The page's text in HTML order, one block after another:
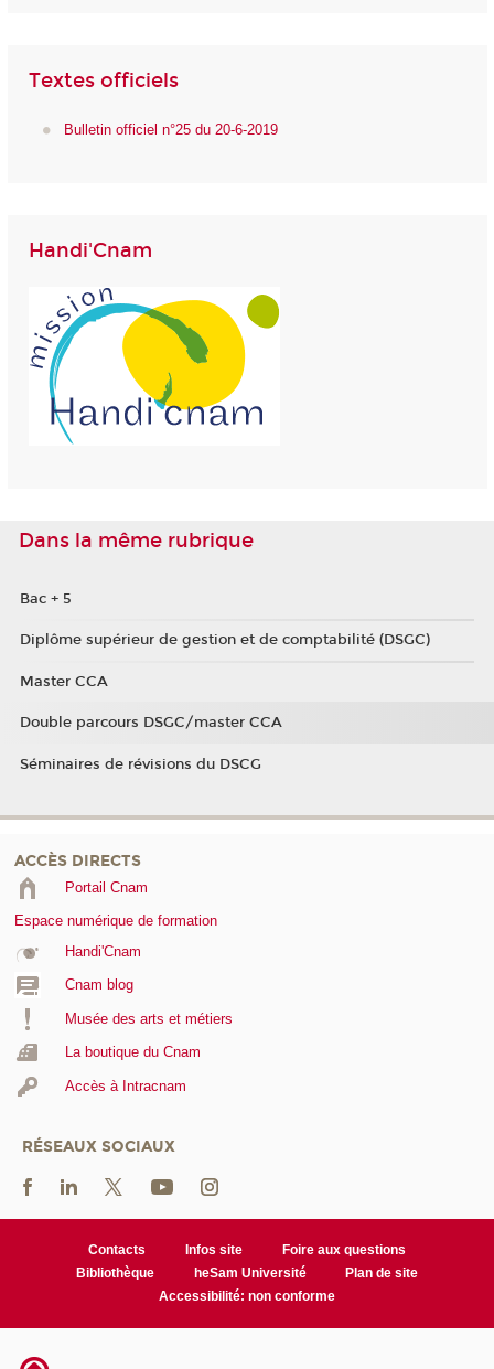
Textes officiels
Bulletin officiel n°25 du 20-6-2019
Handi'Cnam
Dans la même rubrique
Bac + 5
Diplôme supérieur de gestion et de comptabilité (DSGC)
Master CCA
Double parcours DSGC/master CCA
Séminaires de révisions du DSCG
ACCÈS DIRECTS
Portail Cnam
Espace numérique de formation
Handi'Cnam
Cnam blog
Musée des arts et métiers
La boutique du Cnam
Accès à Intracnam
RÉSEAUX SOCIAUX
Contacts Infos site
Foire aux questions
Bibliothèque
heSam Université
Plan de site
Accessibilité: non conforme